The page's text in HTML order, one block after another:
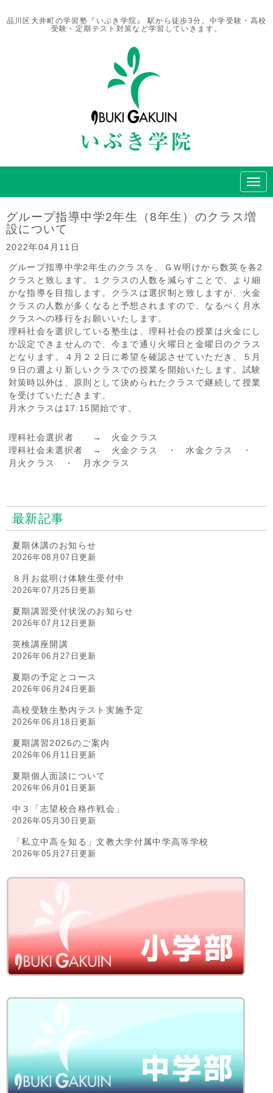
品川区大井町の学習塾『いぶき学院』 駅から徒歩3分。中学受験・高校
受験・定期テスト対策など学習していきます。
N
a
i
g
n
グループ指導中学2年生（8年生）のクラス増
設について
2022年04月11日
グループ指導中学2年生のクラスを、ＧＷ明けから数英を各2
クラスと致します。１クラスの人数を減らすことで、より細
かな指導を目指します。クラスは選択制と致しますが、火金
クラスの人数が多くなると予想されますので、なるべく月水
クラスへの移行をお願いいたします。
理科社会を選択している塾生は、理科社会の授業は火金にし
か設定できませんので、今まで通り火曜日と金曜日のクラス
となります。４月２２日に希望を確認させていただき、５月
９日の週より新しいクラスでの授業を開始いたします。試験
対策時以外は、原則として決められたクラスで継続して授業
を受けていただきます。
月水クラスは17:15開始です。
理科社会選択者 → 火金クラス
理科社会未選択者 → 火金クラス ・ 水金クラス ・
月火クラス ・ 月水クラス
最新記事
夏期休講のお知らせ
2026年08月07日更新
８月お盆明け体験生受付中
2026年07月25日更新
夏期講習受付状況のお知らせ
2026年07月12日更新
英検講座開講
2026年06月27日更新
夏期の予定とコース
2026年06月24日更新
高校受験生塾内テスト実施予定
2026年06月18日更新
夏期講習2026のご案内
2026年06月11日更新
夏期個人面談について
2026年06月01日更新
中３「志望校合格作戦会」
2026年05月30日更新
「私立中高を知る」文教大学付属中学高等学校
2026年05月27日更新